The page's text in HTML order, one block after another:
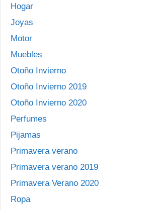
Hogar
Joyas
Motor
Muebles
Otoño Invierno
Otoño Invierno 2019
Otoño Invierno 2020
Perfumes
Pijamas
Primavera verano
Primavera verano 2019
Primavera Verano 2020
Ropa